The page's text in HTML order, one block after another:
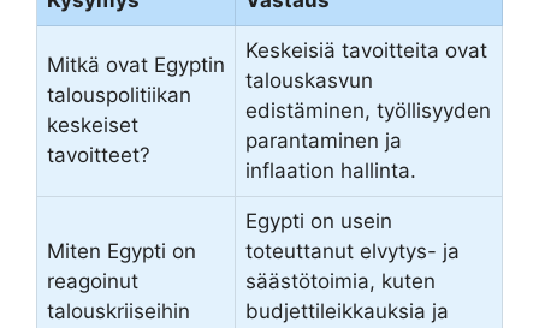
Mitkä ovat Egyptin
talouspolitiikan
keskeiset
tavoitteet?
Keskeisiä tavoitteita ovat
talouskasvun
edistäminen, työllisyyden
parantaminen ja
inflaation hallinta.
Miten Egypti on
reagoinut
talouskriiseihin
Egypti on usein
toteuttanut elvytys- ja
säästötoimia, kuten
budjettileikkauksia ja